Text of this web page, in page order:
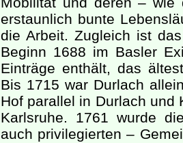
erstaunlich bunte
die Arbeit. Zugleich ist
Beginn 1688 im Basler
Einträge enthält, das
Bis 1715 war Durlach
Hof parallel in Durlach und
Karlsruhe. 1761 wurde
auch privilegierten –